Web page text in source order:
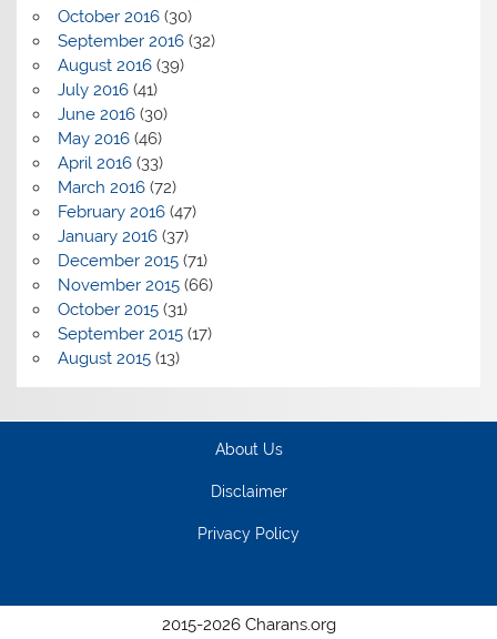
October 2016(30)
September 2016(32)
August 2016(39)
July 2016(41)
June 2016(30)
May 2016(46)
April 2016(33)
March 2016(72)
February 2016(47)
January 2016(37)
December 2015(71)
November 2015(66)
October 2015(31)
September 2015(17)
August 2015(13)
About Us
Disclaimer
Privacy Policy
2015-2026 Charans.org